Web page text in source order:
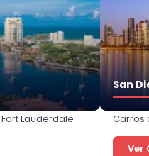
Lauderdale
San
Carros
Ver